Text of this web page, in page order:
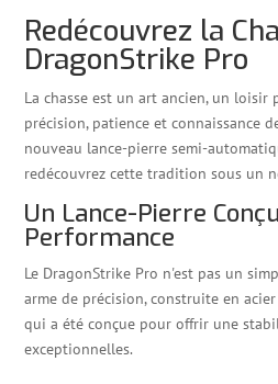
Automatique
-
DragonStrike
Pro
Redécouvrez la
DragonStrike Pro
La chasse est un art ancien, un
précision, patience et connaissance
nouveau lance-pierre semi-
redécouvrez cette tradition sous un
Un Lance-Pierre
Performance
Le DragonStrike Pro n'est pas un
arme de précision, construite en
qui a été conçue pour offrir une
exceptionnelles.